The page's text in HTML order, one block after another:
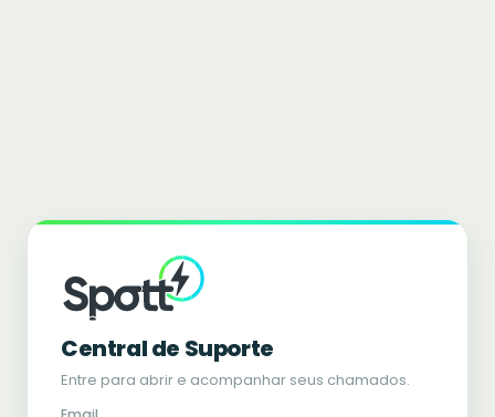
Central de Suporte
Entre para abrir e acompanhar seus chamados.